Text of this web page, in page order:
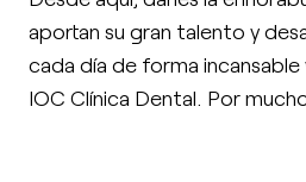
aportan su gran talento y
cada día de forma
IOC Clínica Dental. Por